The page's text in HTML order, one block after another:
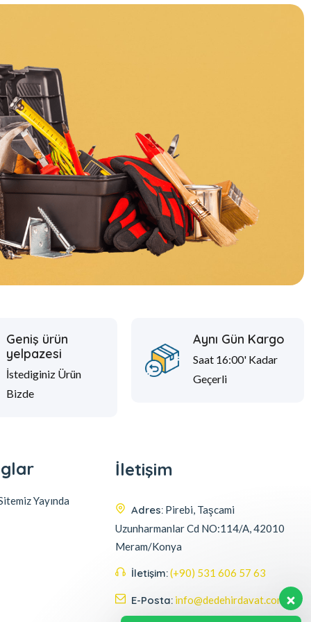
Geniş ürün
yelpazesi
İstediginiz Ürün
Bizde
Aynı Gün Kargo
Saat 16:00' Kadar
Geçerli
Yayında
İletişim
Adres: Pirebi, Taşcami
Uzunharmanlar Cd NO:114/A, 42010
Meram/Konya
İletişim:(+90) 531 606 57 63
E-Posta: info@dedehirdavat.com